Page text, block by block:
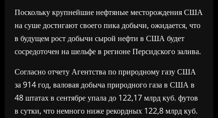
Поскольку крупнейшие нефтяные месторождения США
на суше достигают своего пика добычи, ожидается, что
в будущем рост добычи сырой нефти в США будет
сосредоточен на шельфе в регионе Персидского залива.
Согласно отчету Агентства по природному газу США
за 914 год, валовая добыча природного газа в США в
48 штатах в сентябре упала до 122,17 млрд куб. футов
в сутки, что немного ниже рекордных 122,8 млрд куб.